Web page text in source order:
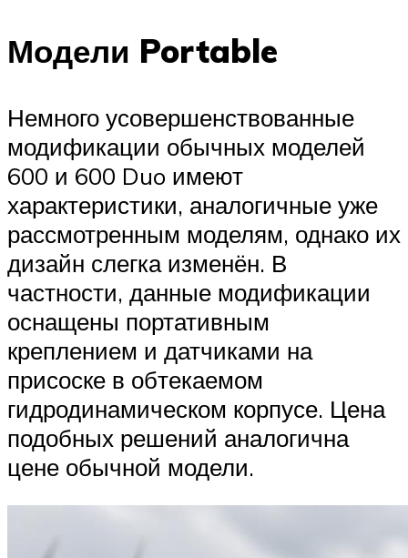
Модели Portable
Немного усовершенствованные
модификации обычных моделей
600 и 600 Duo имеют
характеристики, аналогичные уже
рассмотренным моделям, однако их
дизайн слегка изменён. В
частности, данные модификации
оснащены портативным
креплением и датчиками на
присоске в обтекаемом
гидродинамическом корпусе. Цена
подобных решений аналогична
цене обычной модели.